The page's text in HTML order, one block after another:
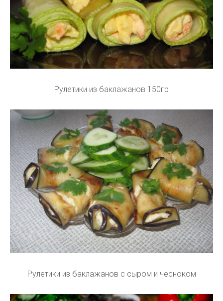
Рулетики из баклажанов 150гр
Рулетики из баклажанов с сыром и чесноком